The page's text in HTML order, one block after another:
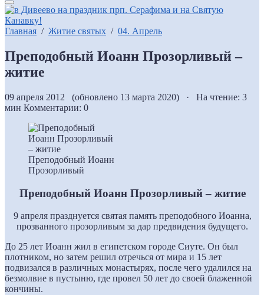
Главная / Житие святых / 04. Апрель
Преподобный Иоанн Прозорливый –
житие
09 апреля 2012 (обновлено 13 марта 2020) · На чтение: 3
мин Комментарии: 0
Преподобный Иоанн
Прозорливый
Преподобный Иоанн Прозорливый – житие
9 апреля празднуется святая память преподобного Иоанна,
прозванного прозорливым за дар предвидения будущего.
До 25 лет Иоанн жил в египетском городе Сиуте. Он был
плотником, но затем решил отречься от мира и 15 лет
подвизался в различных монастырях, после чего удалился на
безмолвие в пустыню, где провел 50 лет до своей блаженной
кончины.